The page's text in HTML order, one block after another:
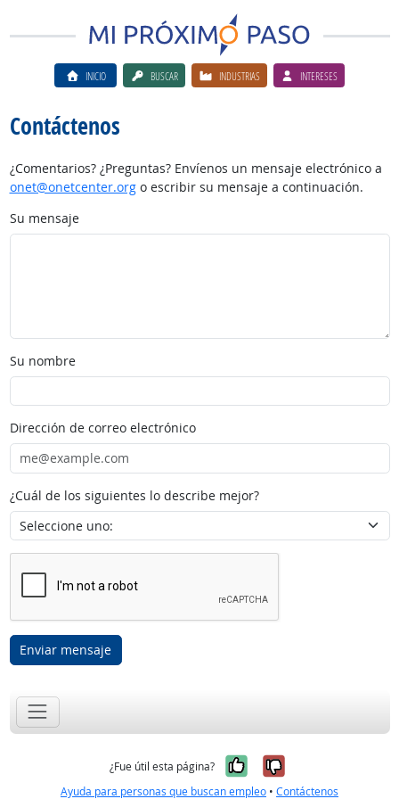
INICIO BUSCAR INDUSTRIAS INTERESES
Contáctenos
¿Comentarios? ¿Preguntas? Envíenos un mensaje electrónico a
onet@onetcenter.orgo escribir su mensaje a continuación.
Su mensaje
Su nombre
Dirección de correo electrónico
¿Cuál de los siguientes lo describe mejor?
Enviar mensaje
¿Fue útil esta página? Sí, fue útil
No, no fue
Ayuda para personas que buscan empleo • Contáctenos